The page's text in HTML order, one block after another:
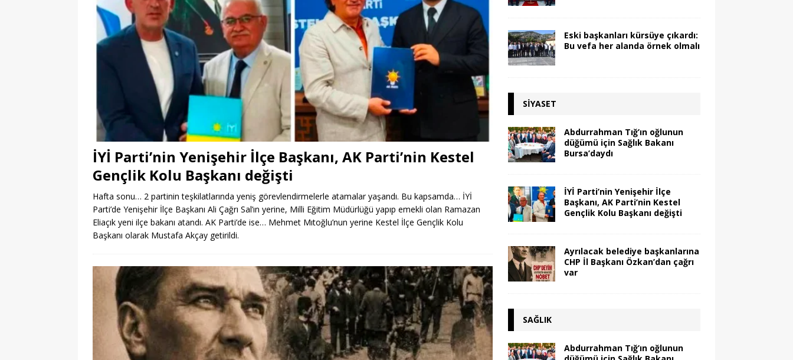
İYİ Parti’nin Yenişehir İlçe Başkanı, AK Parti’nin Kestel
Gençlik Kolu Başkanı değişti
Hafta sonu… 2 partinin teşkilatlarında yeniş görevlendirmelerle atamalar yaşandı. Bu kapsamda… İYİ
Parti’de Yenişehir İlçe Başkanı Ali Çağrı Sal’ın yerine, Milli Eğitim Müdürlüğü yapıp emekli olan Ramazan
Eliaçık yeni ilçe bakanı atandı. AK Parti’de ise… Mehmet Mıtoğlu’nun yerine Kestel İlçe Gençlik Kolu
Başkanı olarak Mustafa Akçay getirildi.
Eski başkanları kürsüye çıkardı:
Bu vefa her alanda örnek olmalı
SIYASET
Abdurrahman Tığ’ın oğlunun
düğümü için Sağlık Bakanı
Bursa’daydı
İYİ Parti’nin Yenişehir İlçe
Başkanı, AK Parti’nin Kestel
Gençlik Kolu Başkanı değişti
Ayrılacak belediye başkanlarına
CHP İl Başkanı Özkan’dan çağrı
var
SAĞLIK
Abdurrahman Tığ’ın oğlunun